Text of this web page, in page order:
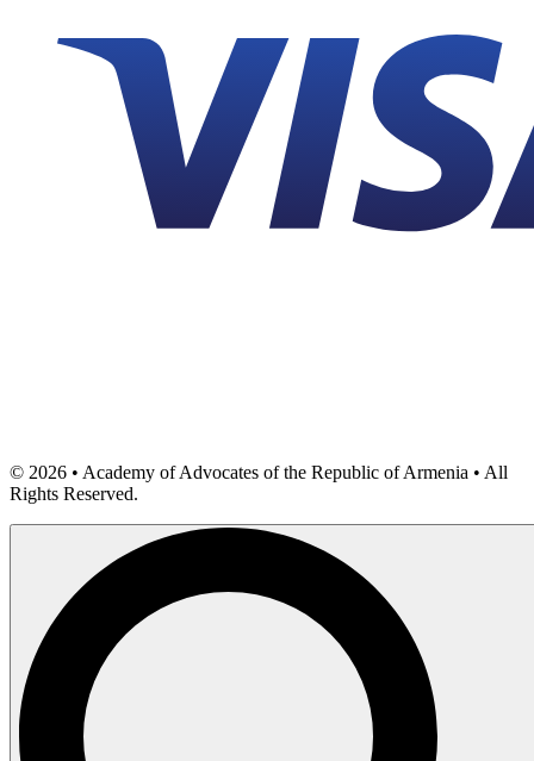
© 2026 • Academy of Advocates of the Republic of Armenia • All
Rights Reserved.